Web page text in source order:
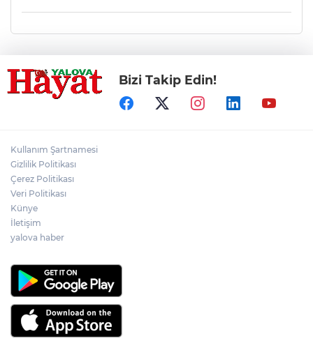
Bizi Takip Edin!
Kullanım Şartnamesi
Gizlilik Politikası
Çerez Politikası
Veri Politikası
Künye
İletişim
yalova haber